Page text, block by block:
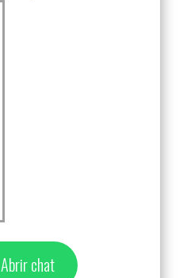
Abrir chat